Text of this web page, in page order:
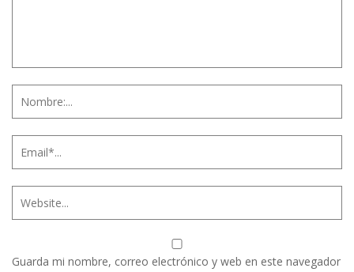
Guarda mi nombre, correo electrónico y web en este navegador